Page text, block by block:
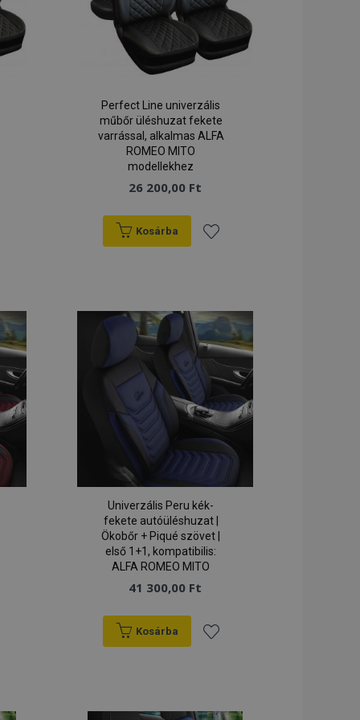
Perfect Line univerzális
műbőr üléshuzat fekete
varrással, alkalmas ALFA
ROMEO MITO
modellekhez
26 200,00 Ft
Kosárba
kívánságlistához
Univerzális Peru kék-
fekete autóüléshuzat |
Ökobőr + Piqué szövet |
első 1+1, kompatibilis:
ALFA ROMEO MITO
41 300,00 Ft
Kosárba
szolgáltatás
beleegyezési
Szükséges, hogy
véletlenszerűen
módja a
jó példa arra,
között
hogy ugyanazon
a
váltja ki a helyi
a
sütit, az
helyi tárhelyet,
tárolja az
termékek
a Fordítási
(Fordítás
számára
és egyéb
hozzájárulási
Az
miután
termékek
navigáció